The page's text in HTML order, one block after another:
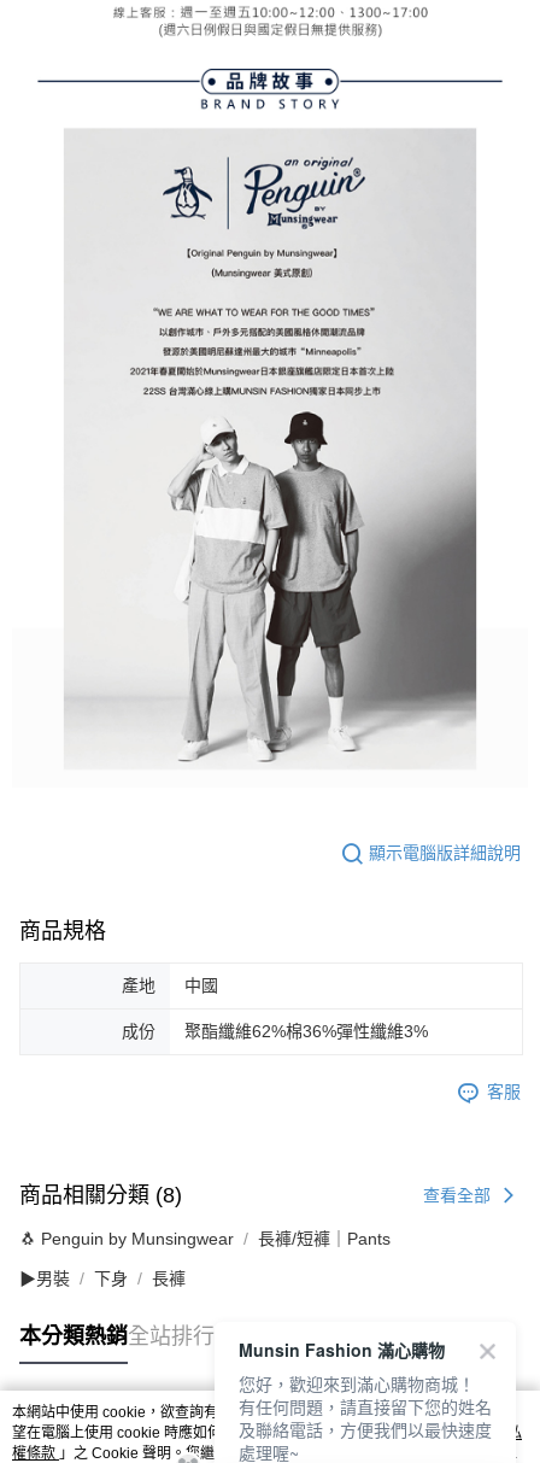
顯示電腦版詳細說明
商品規格
產地 中國
成份 聚酯纖維62%棉36%彈性纖維3%
客服
商品相關分類 (8) 查看全部
🐧 Penguin by Munsingwear 長褲/短褲｜Pants
▶男裝 下身 長褲
本分類熱銷全站排行
熱門標籤
本網站中使用 cookie，欲查詢有關本網站使用 cookie 方式之詳情，及若您不希
望在電腦上使用 cookie 時應如何變更電腦的 cookie 設定，請參閱本網站「
隱私
權條款 」之 Cookie 聲明。您繼續使用本網站即表示您同意本公司得按本網站使
Munsin Fashion 滿心購物
您好，歡迎來到滿心購物商城！
有任何問題，請直接留下您的姓名
及聯絡電話，方便我們以最快速度
處理喔~